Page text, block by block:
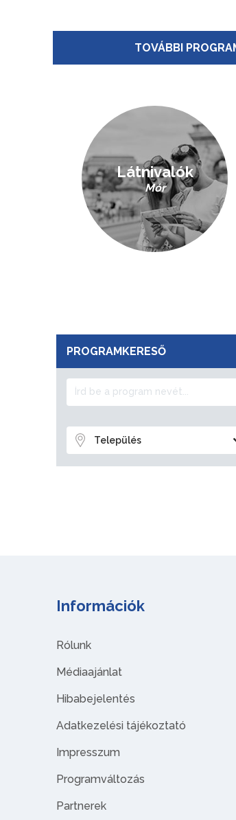
TOVÁBBI
Látnivalók
Mór
PROGRAMKERESŐ
Település
Információk
Rólunk
Médiaajánlat
Hibabejelentés
Adatkezelési tájékoztató
Impresszum
Programváltozás
Partnerek